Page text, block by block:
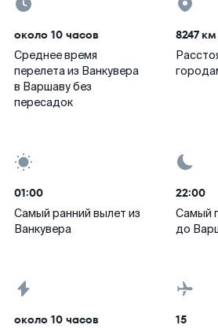
около 10 часов
Среднее время
перелета из Ванкувера
в Варшаву без
пересадок
8247 км
01:00
Самый ранний вылет из
Ванкувера
22:00
Самый
до
около 10 часов 15